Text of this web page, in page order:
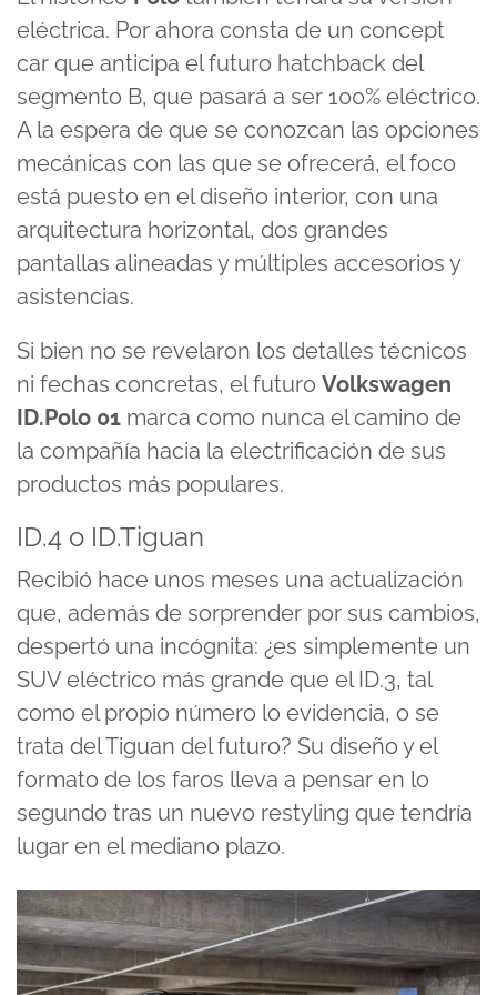
seconds
eléctrica. Por ahora consta de un concept
car que anticipa el futuro hatchback del
segmento B, que pasará a ser 100% eléctrico.
A la espera de que se conozcan las opciones
mecánicas con las que se ofrecerá, el foco
está puesto en el diseño interior, con una
arquitectura horizontal, dos grandes
pantallas alineadas y múltiples accesorios y
asistencias.
Si bien no se revelaron los detalles técnicos
ni fechas concretas, el futuro Volkswagen
ID.Polo 01 marca como nunca el camino de
la compañía hacia la electrificación de sus
productos más populares.
ID.4 o ID.Tiguan
Recibió hace unos meses una actualización
que, además de sorprender por sus cambios,
despertó una incógnita: ¿es simplemente un
SUV eléctrico más grande que el ID.3, tal
como el propio número lo evidencia, o se
trata del Tiguan del futuro? Su diseño y el
formato de los faros lleva a pensar en lo
segundo tras un nuevo restyling que tendría
lugar en el mediano plazo.